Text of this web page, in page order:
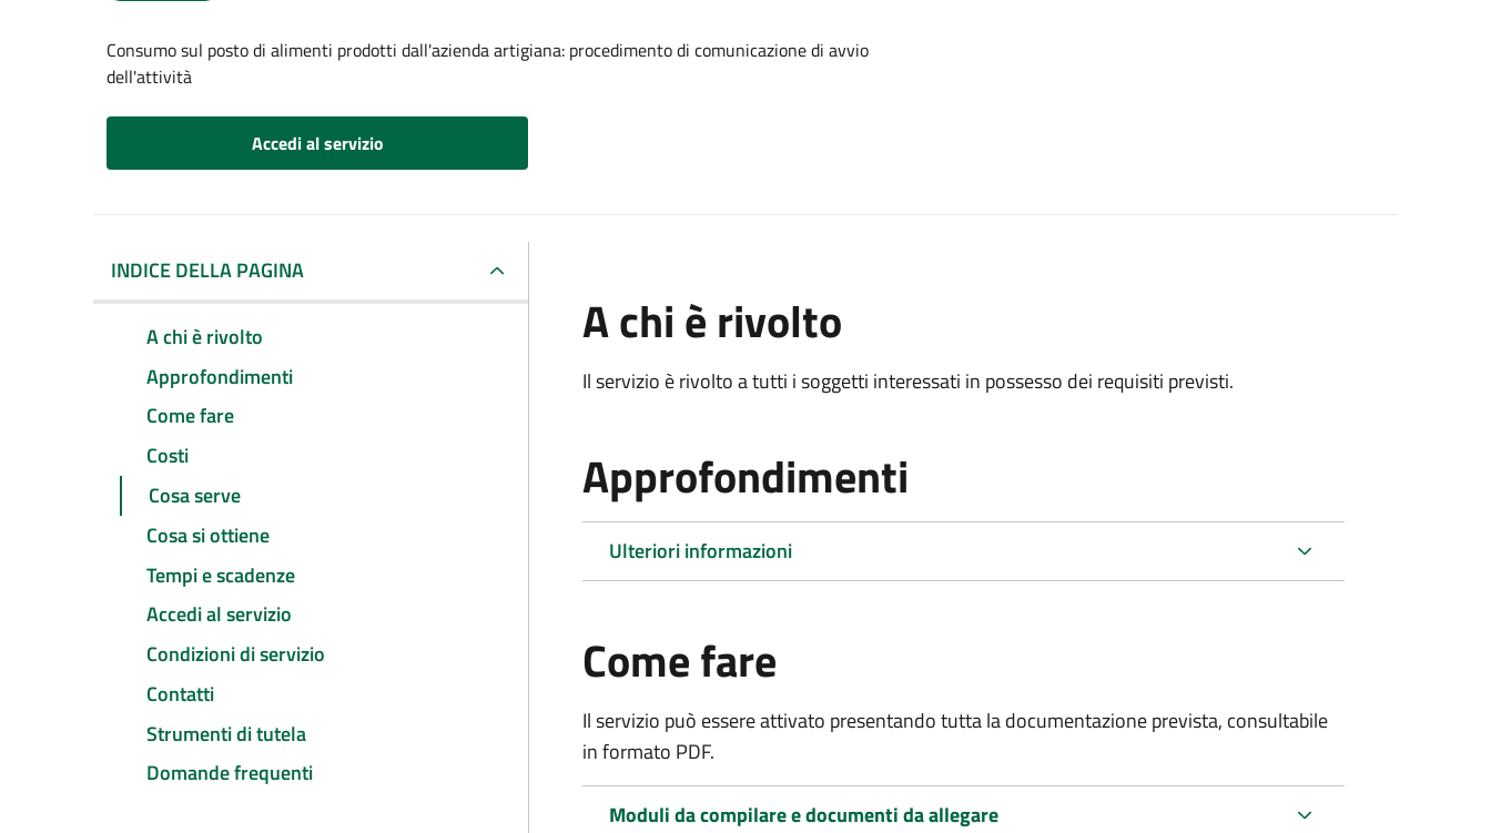
Consumo sul posto di alimenti prodotti dall'azienda artigiana: procedimento di comunicazione di avvio
dell'attività
Accedi al servizio
INDICE DELLA PAGINA
A chi è rivolto
Approfondimenti
Come fare
Costi
Cosa serve
Cosa si ottiene
Tempi e scadenze
Accedi al servizio
Condizioni di servizio
Contatti
Strumenti di tutela
Domande frequenti
A chi è rivolto
Il servizio è rivolto a tutti i soggetti interessati in possesso dei requisiti previsti.
Approfondimenti
Ulteriori informazioni
Come fare
Il servizio può essere attivato presentando tutta la documentazione prevista, consultabile
in formato PDF.
Moduli da compilare e documenti da allegare